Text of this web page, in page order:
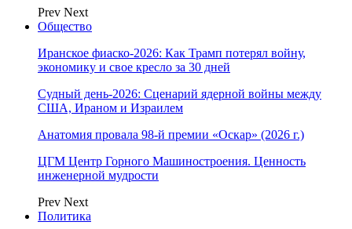
Prev Next
Общество
Иранское фиаско-2026: Как Трамп потерял войну,
экономику и свое кресло за 30 дней
Судный день-2026: Сценарий ядерной войны между
США, Ираном и Израилем
Анатомия провала 98-й премии «Оскар» (2026 г.)
ЦГМ Центр Горного Машиностроения. Ценность
инженерной мудрости
Prev Next
Политика